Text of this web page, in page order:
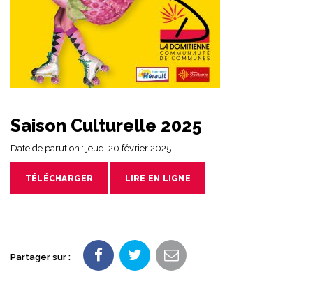
Saison Culturelle 2025
Date de parution : jeudi 20 février 2025
TÉLÉCHARGER LIRE EN LIGNE
Partager sur :